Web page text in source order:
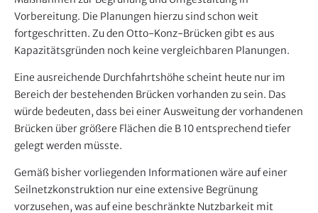
Vorbereitung. Die Planungen hierzu sind schon weit
fortgeschritten. Zu den Otto-Konz-Brücken gibt es aus
Kapazitätsgründen noch keine vergleichbaren Planungen.
Eine ausreichende Durchfahrtshöhe scheint heute nur im
Bereich der bestehenden Brücken vorhanden zu sein. Das
würde bedeuten, dass bei einer Ausweitung der vorhandenen
Brücken über größere Flächen die B 10 entsprechend tiefer
gelegt werden müsste.
Gemäß bisher vorliegenden Informationen wäre auf einer
Seilnetzkonstruktion nur eine extensive Begrünung
vorzusehen, was auf eine beschränkte Nutzbarkeit mit